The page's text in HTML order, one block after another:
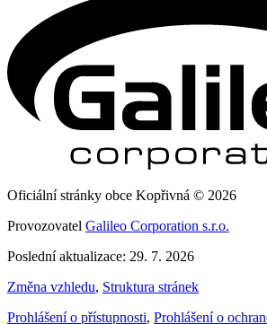
Oficiální stránky obce Kopřivná © 2026
Provozovatel Galileo Corporation s.r.o.
Poslední aktualizace: 29. 7. 2026
Změna vzhledu, Struktura stránek
Prohlášení o přístupnosti, Prohlášení o